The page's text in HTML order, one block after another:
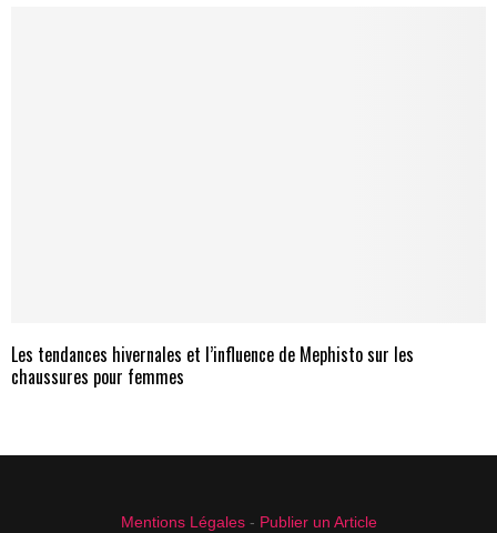
Les tendances hivernales et l’influence de Mephisto sur les
chaussures pour femmes
Mentions Légales- Publier un Article